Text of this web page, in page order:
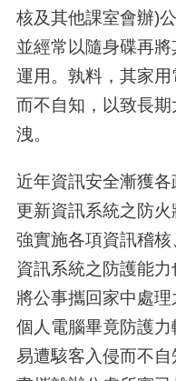
核及其他課室會辦)
並經常以隨身碟再
運用。孰料，其家
而不自知，以致長
洩。
近年資訊安全漸獲
更新資訊系統之防
強實施各項資訊稽
資訊系統之防護能
將公事攜回家中處
個人電腦畢竟防護
易遭駭客入侵而不自